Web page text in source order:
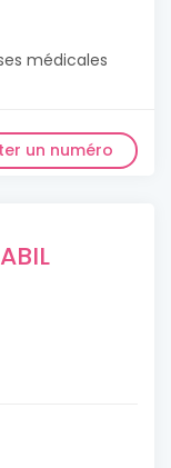
médicales
un numéro